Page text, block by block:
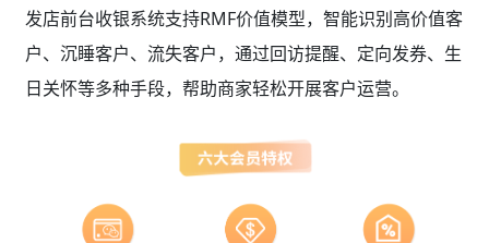
发店前台收银系统支持RMF价值模型，智能识别高价值客
户、沉睡客户、流失客户，通过回访提醒、定向发券、生
日关怀等多种手段，帮助商家轻松开展客户运营。